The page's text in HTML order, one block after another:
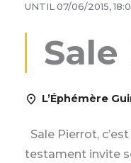
UNTIL07/06/2015,
L’Éphémère
Sale Pierrot,
testament invite